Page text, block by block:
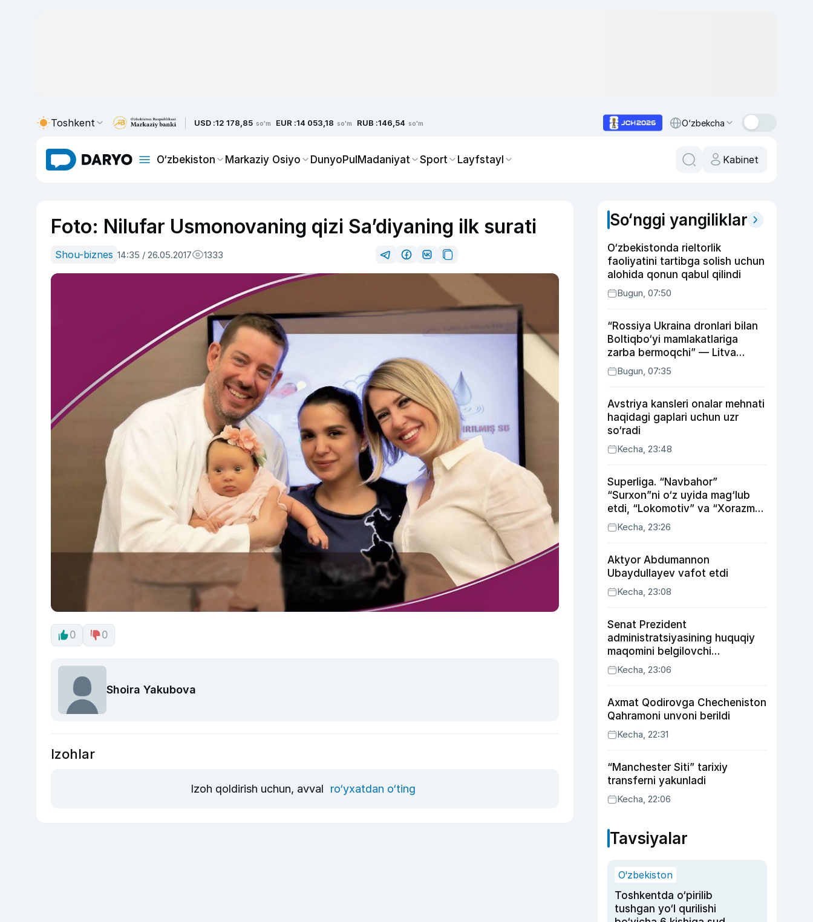
Toshkent USD :12 178,85 so'm EUR :14 053,18 so'm RUB :146,54 so'm O‘zbekcha
O‘zbekiston Markaziy Osiyo DunyoPulMadaniyat Sport Layfstayl Kabinet
Foto: Nilufar Usmonovaning qizi Sa’diyaning ilk surati
Shou-biznes 14:35 / 26.05.2017 1333
0 0
Shoira Yakubova
Izohlar
Izoh qoldirish uchun, avval ro‘yxatdan o‘ting
So‘nggi yangiliklar
O‘zbekistonda rieltorlik
faoliyatini tartibga solish uchun
alohida qonun qabul qilindi
Bugun, 07:50
“Rossiya Ukraina dronlari bilan
Boltiqbo‘yi mamlakatlariga
zarba bermoqchi” — Litva
mudofaa vaziri
Bugun, 07:35
Avstriya kansleri onalar mehnati
haqidagi gaplari uchun uzr
so‘radi
Kecha, 23:48
Superliga. “Navbahor”
“Surxon”ni o‘z uyida mag‘lub
etdi, “Lokomotiv” va “Xorazm”
uyda g‘alaba qozondi
Kecha, 23:26
Aktyor Abdu­mannon
Ubaydullayev vafot etdi
Kecha, 23:08
Senat Prezident
administratsiyasining huquqiy
maqomini belgilovchi
konstitutsiyaviy qonunni
ma’qulladi
Kecha, 23:06
Axmat Qodirovga Checheniston
Qahramoni unvoni berildi
Kecha, 22:31
“Manchester Siti” tarixiy
transferni yakunladi
Kecha, 22:06
Tavsiyalar
O‘zbekiston
Toshkentda o‘pirilib
tushgan yo‘l qurilishi